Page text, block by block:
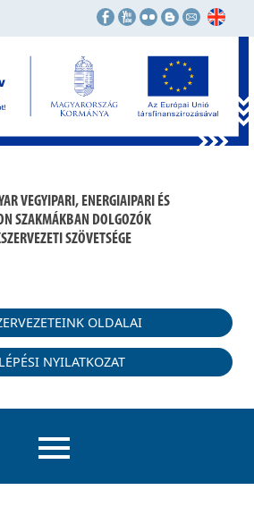
VEGYIPARI, ENERGIAIPARI ÉS
SZAKMÁKBAN DOLGOZÓK
SZÖVETSÉGE
OLDALAI
NYILATKOZAT